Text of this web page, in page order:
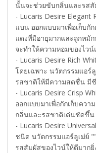
นั้นจะช่วยขับกลิ่นและรสสั
- Lucaris Desire
แบน ออกแบบมาเพื่อเก็บกั
แดงที่มีอายุมากและถูกหมั
จะทำให้ความหอมของไว
- Lucaris Desire Rich
โดยเฉพาะ นวัตกรรมแอร์
รสชาติให้มีความสดชื่น มี
- Lucaris Desire Crisp
ออกแบบมาเพื่อกักเก็บคว
กลิ่นและรสชาติเด่นชัดขึ้น
- Lucaris Desire
ชนิด นวัตกรรมแอร์ลูเม่ย์
รสสัมผัสของไวน์ให้ดีมาก